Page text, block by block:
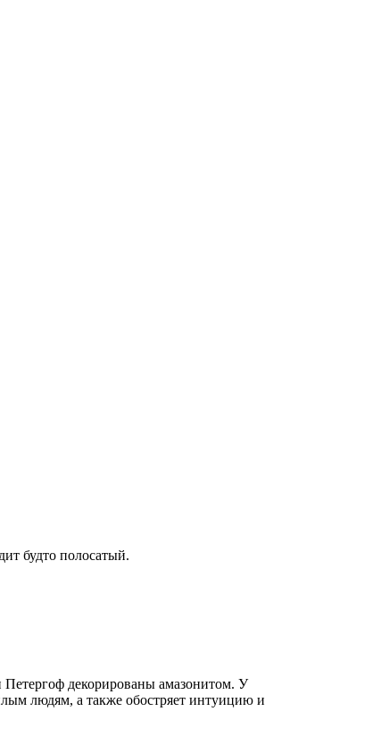
будто полосатый.
декорированы амазонитом. У
людям, а также обостряет интуицию и